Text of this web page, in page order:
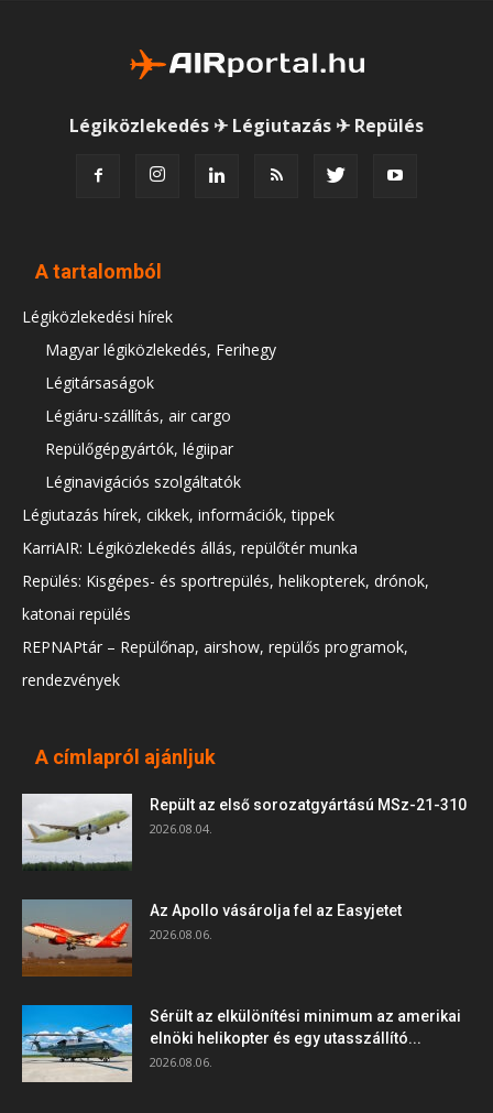
Légiközlekedés ✈ Légiutazás ✈ Repülés
A tartalomból
Légiközlekedési hírek
Magyar légiközlekedés, Ferihegy
Légitársaságok
Légiáru-szállítás, air cargo
Repülőgépgyártók, légiipar
Léginavigációs szolgáltatók
Légiutazás hírek, cikkek, információk, tippek
KarriAIR: Légiközlekedés állás, repülőtér munka
Repülés: Kisgépes- és sportrepülés, helikopterek, drónok,
katonai repülés
REPNAPtár – Repülőnap, airshow, repülős programok,
rendezvények
A címlapról ajánljuk
Repült az első sorozatgyártású MSz-21-310
2026.08.04.
Az Apollo vásárolja fel az Easyjetet
2026.08.06.
Sérült az elkülönítési minimum az amerikai
elnöki helikopter és egy utasszállító...
2026.08.06.